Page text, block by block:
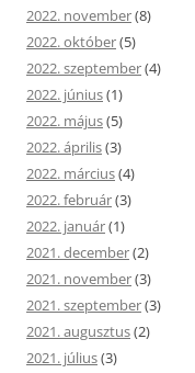
2022. november(8)
2022. október(5)
2022. szeptember(4)
2022. június(1)
2022. május(5)
2022. április(3)
2022. március(4)
2022. február(3)
2022. január(1)
2021. december(2)
2021. november(3)
2021. szeptember(3)
2021. augusztus(2)
2021. július(3)